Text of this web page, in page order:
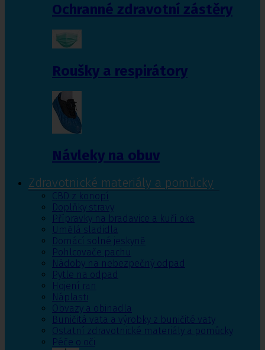
Ochranné zdravotní zástěry
Roušky a respirátory
Návleky na obuv
Zdravotnické materiály a pomůcky
CBD z konopí
Doplňky stravy
Přípravky na bradavice a kuří oka
Umělá sladidla
Domácí solné jeskyně
Pohlcovače pachu
Nádoby na nebezpečný odpad
Pytle na odpad
Hojení ran
Náplasti
Obvazy a obinadla
Buničitá vata a výrobky z buničité vaty
Ostatní zdravotnické materiály a pomůcky
Péče o oči